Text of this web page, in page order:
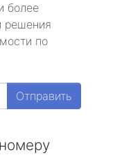
более
решения
по
Отправить